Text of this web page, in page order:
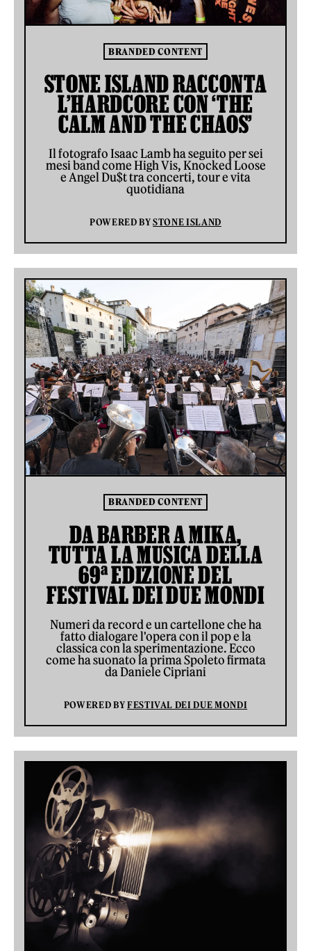
BRANDED CONTENT
STONE ISLAND RACCONTA
L’HARDCORE CON ‘THE
CALM AND THE CHAOS’
Il fotografo Isaac Lamb ha seguito per sei
mesi band come High Vis, Knocked Loose
e Angel Du$t tra concerti, tour e vita
quotidiana
POWERED BYSTONE ISLAND
BRANDED CONTENT
DA BARBER A MIKA,
TUTTA LA MUSICA DELLA
69ª EDIZIONE DEL
FESTIVAL DEI DUE MONDI
Numeri da record e un cartellone che ha
fatto dialogare l'opera con il pop e la
classica con la sperimentazione. Ecco
come ha suonato la prima Spoleto firmata
da Daniele Cipriani
POWERED BYFESTIVAL DEI DUE MONDI